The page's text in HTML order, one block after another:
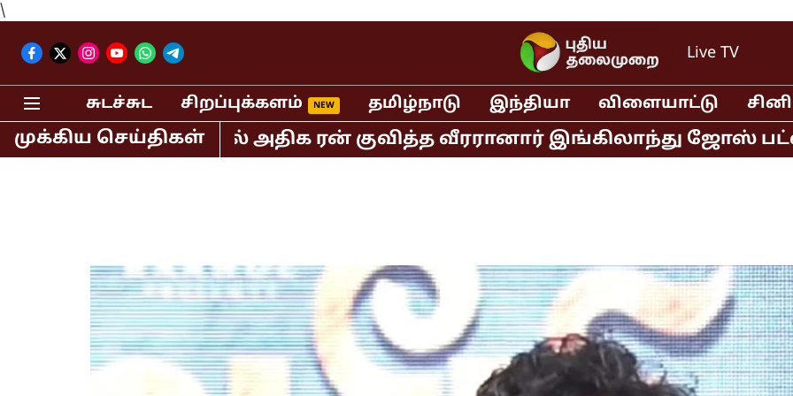
\
Live TV
சுடச்சுட சிறப்புக்களம் தமிழ்நாடு இந்தியா விளையாட்டு
முக்கிய செய்திகள்
கிரிக்கெட்டில் அதிக ரன் குவித்த வீரரானார் இங்கிலாந்து ஜோஸ் பட்லர் 522